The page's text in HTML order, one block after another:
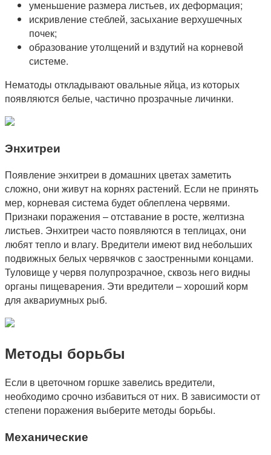
уменьшение размера листьев, их деформация;
искривление стеблей, засыхание верхушечных
почек;
образование утолщений и вздутий на корневой
системе.
Нематоды откладывают овальные яйца, из которых
появляются белые, частично прозрачные личинки.
Энхитреи
Появление энхитреи в домашних цветах заметить
сложно, они живут на корнях растений. Если не принять
мер, корневая система будет облеплена червями.
Признаки поражения – отставание в росте, желтизна
листьев. Энхитреи часто появляются в теплицах, они
любят тепло и влагу. Вредители имеют вид небольших
подвижных белых червячков с заостренными концами.
Туловище у червя полупрозрачное, сквозь него видны
органы пищеварения. Эти вредители – хороший корм
для аквариумных рыб.
Методы борьбы
Если в цветочном горшке завелись вредители,
необходимо срочно избавиться от них. В зависимости от
степени поражения выберите методы борьбы.
Механические